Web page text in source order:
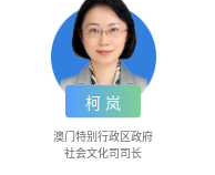
柯 岚
澳门特别行政区政府
社会文化司司长